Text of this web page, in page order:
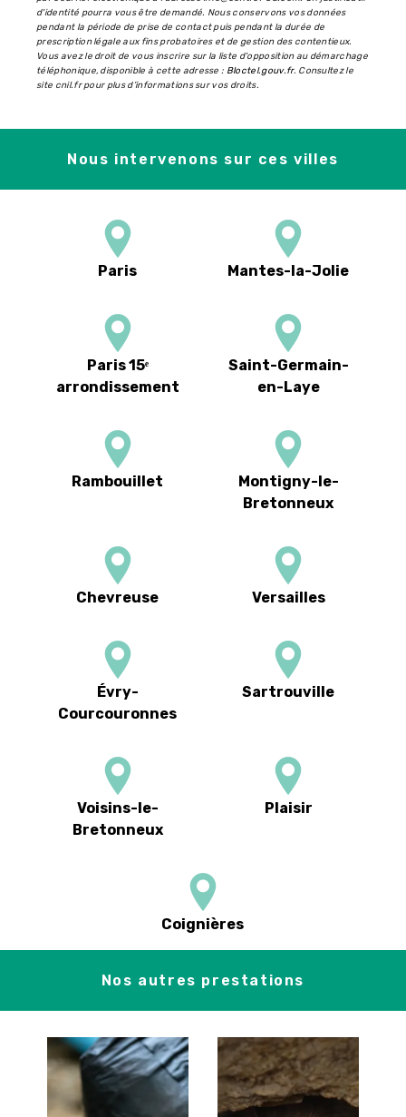
d'identité pourra vous être demandé. Nous conservons vos données
pendant la période de prise de contact puis pendant la durée de
prescription légale aux fins probatoires et de gestion des contentieux.
Vous avez le droit de vous inscrire sur la liste d'opposition au démarchage
téléphonique, disponible à cette adresse : Bloctel.gouv.fr. Consultez le
site cnil.fr pour plus d’informations sur vos droits.
Nous intervenons sur ces villes
Paris Mantes-la-Jolie
Paris 15ᵉ
arrondissement
Saint-Germain-
en-Laye
Rambouillet
Montigny-le-
Bretonneux
Chevreuse Versailles
Évry-
Courcouronnes
Sartrouville
Voisins-le-
Bretonneux
Plaisir
Coignières
Nos autres prestations